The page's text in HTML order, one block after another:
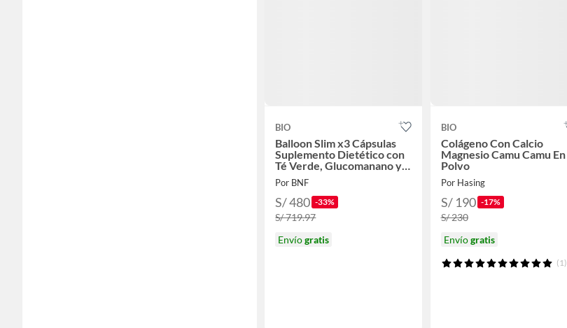
BIO
Balloon Slim x3 Cápsulas
Suplemento Dietético con
Té Verde, Glucomanano y
Cromo
Por BNF
S/ 480 -33%
S/ 719.97
Envíogratis
BIO
Colágeno Con Calcio
Magnesio Camu Camu En
Polvo
Por Hasing
S/ 190 -17%
S/ 230
Envíogratis
(1)